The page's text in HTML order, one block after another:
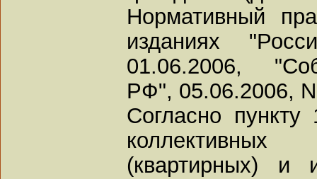
Нормативный
изданиях
01.06.2006,
РФ", 05.06.2006,
Согласно
(квартирных) и